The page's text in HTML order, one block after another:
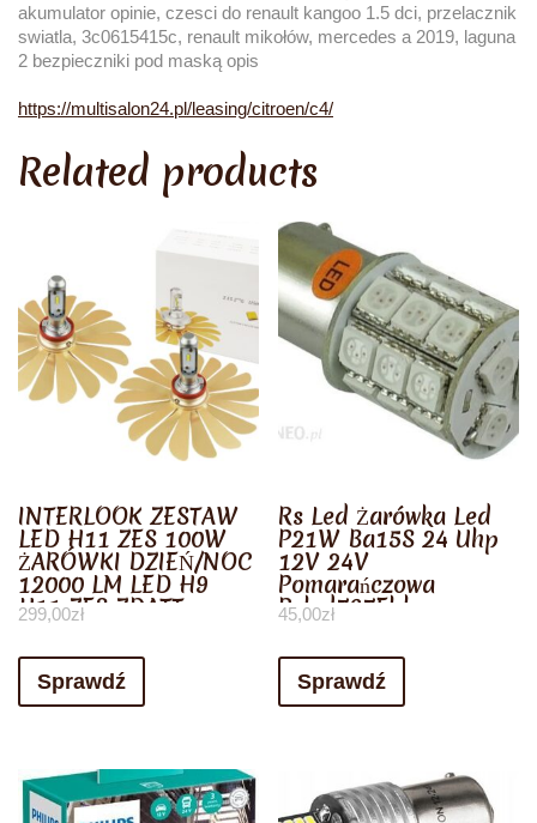
akumulator opinie, czesci do renault kangoo 1.5 dci, przelacznik
swiatla, 3c0615415c, renault mikołów, mercedes a 2019, laguna
2 bezpieczniki pod maską opis
https://multisalon24.pl/leasing/citroen/c4/
Related products
INTERLOOK ZESTAW
LED H11 ZES 100W
ŻARÓWKI DZIEŃ/NOC
12000 LM LED H9
H11 ZES ZDATT
299,00zł
Sprawdź
Rs Led Żarówka Led
P21W Ba15S 24 Uhp
12V 24V
Pomarańczowa
Rsled767Ehb
45,00zł
Sprawdź